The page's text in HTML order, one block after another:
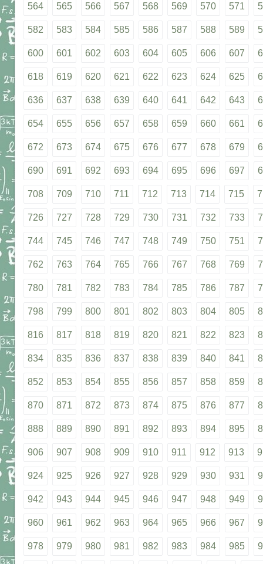
564 565 566 567 568 569 570 571
582 583 584 585 586 587 588 589
600 601 602 603 604 605 606 607
618 619 620 621 622 623 624 625
636 637 638 639 640 641 642 643
654 655 656 657 658 659 660 661
672 673 674 675 676 677 678 679
690 691 692 693 694 695 696 697
708 709 710 711 712 713 714 715
726 727 728 729 730 731 732 733
744 745 746 747 748 749 750 751
762 763 764 765 766 767 768 769
780 781 782 783 784 785 786 787
798 799 800 801 802 803 804 805
816 817 818 819 820 821 822 823
834 835 836 837 838 839 840 841
852 853 854 855 856 857 858 859
870 871 872 873 874 875 876 877
888 889 890 891 892 893 894 895
906 907 908 909 910 911 912 913
924 925 926 927 928 929 930 931
942 943 944 945 946 947 948 949
960 961 962 963 964 965 966 967
978 979 980 981 982 983 984 985